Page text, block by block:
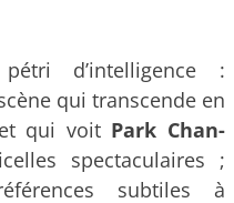
d’intelligence :
qui transcende en
qui voit Park Chan-
spectaculaires ;
subtiles à